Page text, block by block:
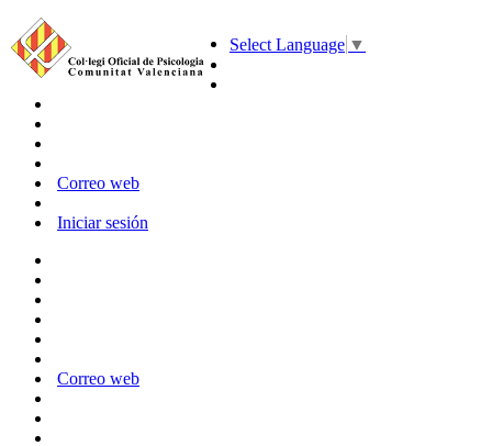
Select Language ▼
Correo web
Iniciar sesión
Correo web